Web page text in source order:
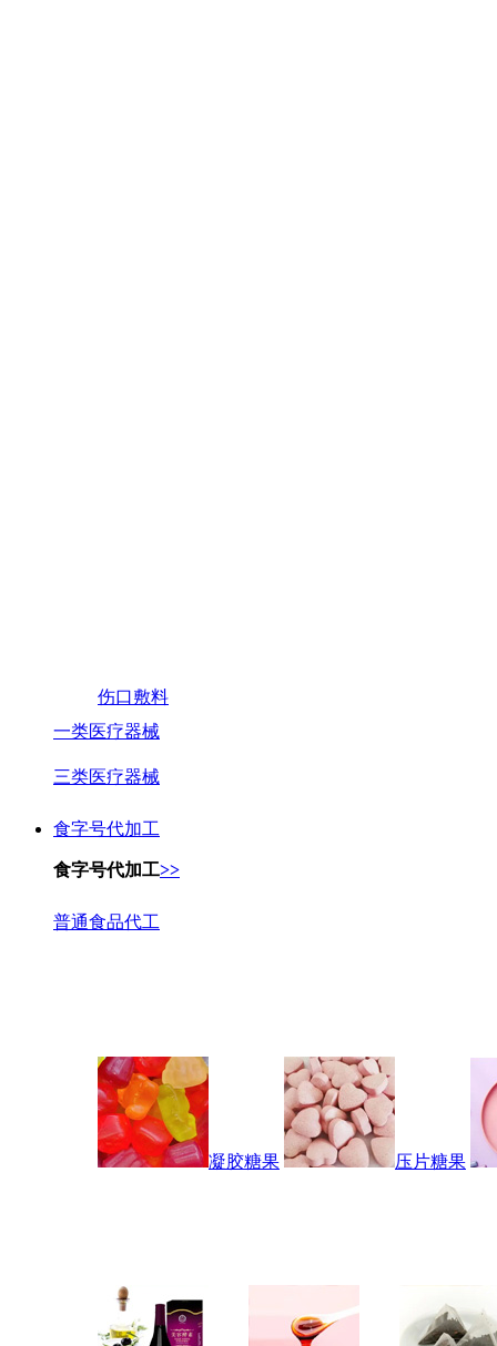
伤口敷料
一类医疗器械
三类医疗器械
食字号代加工
食字号代加工>>
普通食品代工
凝胶糖果 压片糖果